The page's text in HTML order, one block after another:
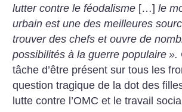
lutter contre le féodalisme […] le
urbain est une des meilleures
trouver des chefs et ouvre de
possibilités à la guerre populaire ».
tâche d’être présent sur tous les
question tragique de la dot des
lutte contre l’OMC et le travail